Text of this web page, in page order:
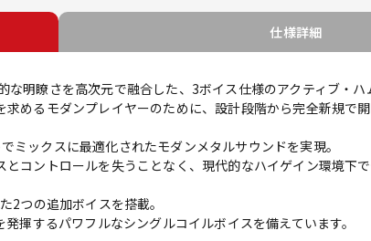
仕様詳細
明瞭さを高次元で融合した、3ボイス仕様のアクティブ・ハ
めるモダンプレイヤーのために、設計段階から完全新規で開
ックスに最適化されたモダンメタルサウンドを実現。
コントロールを失うことなく、現代的なハイゲイン環境下
つの追加ボイスを搭載。
揮するパワフルなシングルコイルボイスを備えています。